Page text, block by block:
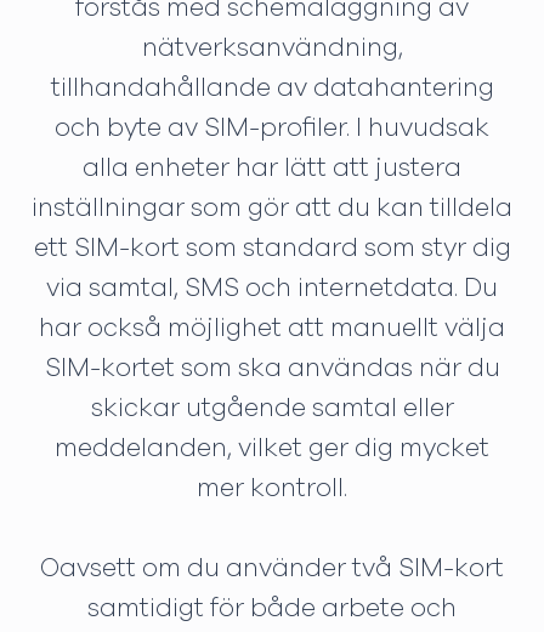
förstås med schemaläggning av
nätverksanvändning,
tillhandahållande av datahantering
och byte av SIM-profiler. I huvudsak
alla enheter har lätt att justera
inställningar som gör att du kan tilldela
ett SIM-kort som standard som styr dig
via samtal, SMS och internetdata. Du
har också möjlighet att manuellt välja
SIM-kortet som ska användas när du
skickar utgående samtal eller
meddelanden, vilket ger dig mycket
mer kontroll.
Oavsett om du använder två SIM-kort
samtidigt för både arbete och